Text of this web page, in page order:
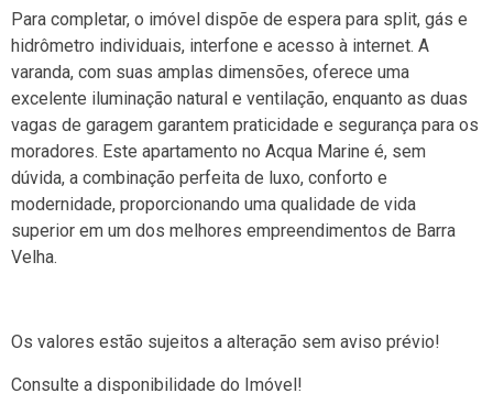
Para completar, o imóvel dispõe de espera para split, gás e
hidrômetro individuais, interfone e acesso à internet. A
varanda, com suas amplas dimensões, oferece uma
excelente iluminação natural e ventilação, enquanto as duas
vagas de garagem garantem praticidade e segurança para os
moradores. Este apartamento no Acqua Marine é, sem
dúvida, a combinação perfeita de luxo, conforto e
modernidade, proporcionando uma qualidade de vida
superior em um dos melhores empreendimentos de Barra
Velha.
Os valores estão sujeitos a alteração sem aviso prévio!
Consulte a disponibilidade do Imóvel!